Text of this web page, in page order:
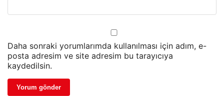
Daha sonraki yorumlarımda kullanılması için adım, e-
posta adresim ve site adresim bu tarayıcıya
kaydedilsin.